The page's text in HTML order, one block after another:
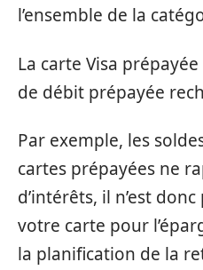
l’ensemble de la
La carte Visa
de débit prépayée
Par exemple, les
cartes prépayées ne
d’intérêts, il n’est
votre carte pour
la planification de la